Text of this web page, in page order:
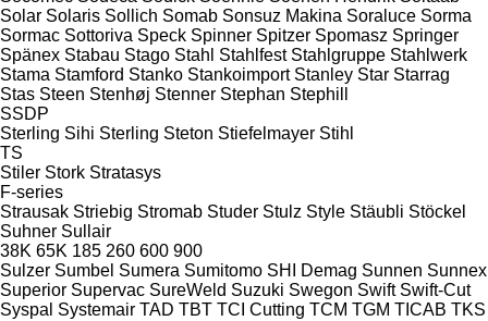
Solar Solaris Sollich Somab Sonsuz Makina Soraluce Sorma
Sormac Sottoriva Speck Spinner Spitzer Spomasz Springer
Spänex Stabau Stago Stahl Stahlfest Stahlgruppe Stahlwerk
Stama Stamford Stanko Stankoimport Stanley Star Starrag
Stas Steen Stenhøj Stenner Stephan Stephill
SSDP
Sterling Sihi Sterling Steton Stiefelmayer Stihl
TS
Stiler Stork Stratasys
F-series
Strausak Striebig Stromab Studer Stulz Style Stäubli Stöckel
Suhner Sullair
38K 65K 185 260 600 900
Sulzer Sumbel Sumera Sumitomo SHI Demag Sunnen Sunnex
Superior Supervac SureWeld Suzuki Swegon Swift Swift-Cut
Syspal Systemair TAD TBT TCI Cutting TCM TGM TICAB TKS